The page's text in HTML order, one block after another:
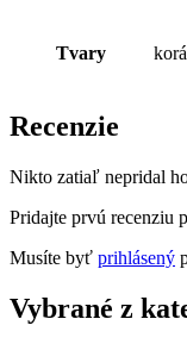
Tvary
Recenzie
Nikto zatiaľ nepridal
Pridajte prvú recenziu
Musíte byť prihlásený
Vybrané z